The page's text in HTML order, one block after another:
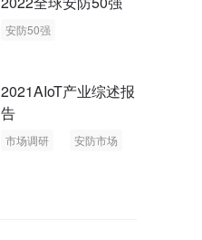
安防50强
2021AIoT产业综述报
告
市场调研
安防市场